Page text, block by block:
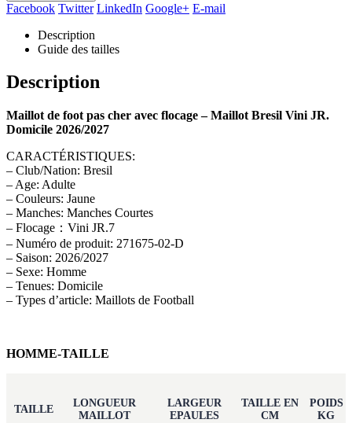
Facebook Twitter LinkedIn Google+ E-mail
Description
Guide des tailles
Description
Maillot de foot pas cher avec flocage – Maillot Bresil Vini JR.
Domicile 2026/2027
CARACTÉRISTIQUES:
– Club/Nation: Bresil
– Age: Adulte
– Couleurs: Jaune
– Manches: Manches Courtes
– Flocage：Vini JR.7
– Numéro de produit: 271675-02-D
– Saison: 2026/2027
– Sexe: Homme
– Tenues: Domicile
– Types d’article: Maillots de Football
HOMME-TAILLE
TAILLE
LONGUEUR
MAILLOT
LARGEUR
EPAULES
TAILLE EN
CM
POIDS
KG